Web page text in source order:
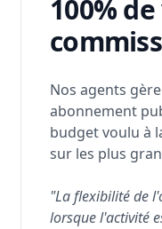
100%
Nos agents
abonnement
budget voulu à
sur les plus
"La flexibilité de
lorsque l'activité